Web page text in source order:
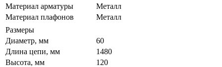
Материал арматуры
Металл
Материал плафонов
Металл
Размеры
Диаметр, мм
60
Длина цепи, мм
1480
Высота, мм
120